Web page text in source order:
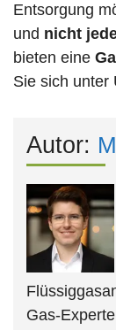
Entsorgung
und nicht
bieten eine
Sie sich unter
Autor:
Gas-